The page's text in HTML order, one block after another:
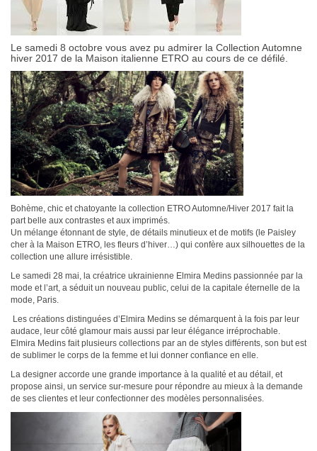
Le samedi 8 octobre vous avez pu admirer la Collection Automne
hiver 2017 de la Maison italienne ETRO au cours de ce défilé.
Bohème, chic et chatoyante la collection ETRO Automne/Hiver 2017 fait la
part belle aux contrastes et aux imprimés.
Un mélange étonnant de style, de détails minutieux et de motifs (le Paisley
cher à la Maison ETRO, les fleurs d’hiver…) qui confère aux silhouettes de la
collection une allure irrésistible.
Le samedi 28 mai, la créatrice ukrainienne Elmira Medins passionnée par la
mode et l’art, a séduit un nouveau public, celui de la capitale éternelle de la
mode, Paris.
Les créations distinguées d’Elmira Medins se démarquent à la fois par leur
audace, leur côté glamour mais aussi par leur élégance irréprochable.
Elmira Medins fait plusieurs collections par an de styles différents, son but est
de sublimer le corps de la femme et lui donner confiance en elle.
La designer accorde une grande importance à la qualité et au détail, et
propose ainsi, un service sur-mesure pour répondre au mieux à la demande
de ses clientes et leur confectionner des modèles personnalisées.